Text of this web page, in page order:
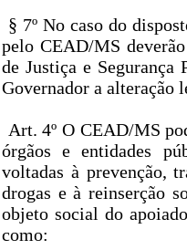
§ 7º No caso do
pelo CEAD/MS
de Justiça e Segurança
Governador a alteração
Art. 4º O CEAD/MS
órgãos e entidades
voltadas à prevenção,
drogas e à reinserção
objeto social do
como: